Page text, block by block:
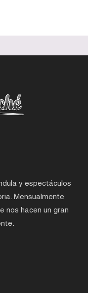
y espectáculos
Mensualmente
nos hacen un gran